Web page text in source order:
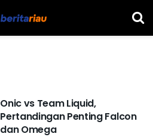
Onic vs Team Liquid,
Pertandingan Penting Falcon
dan Omega